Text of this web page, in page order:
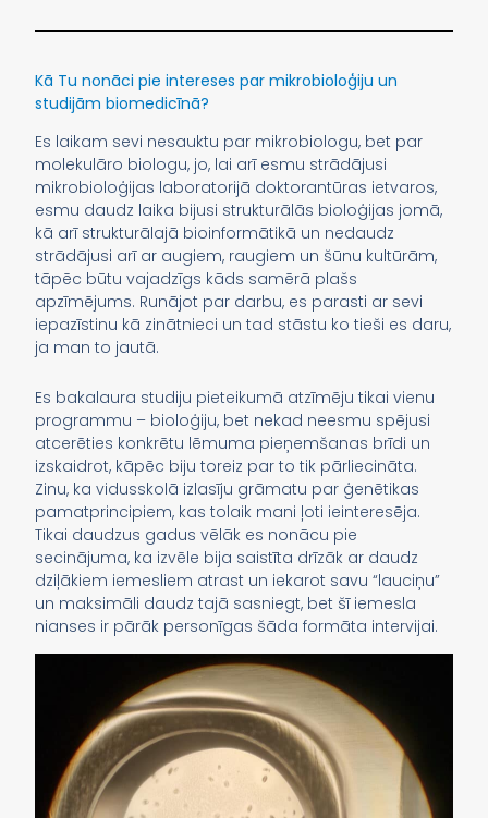
Kā Tu nonāci pie intereses par mikrobioloģiju un
studijām biomedicīnā?
Es laikam sevi nesauktu par mikrobiologu, bet par
molekulāro biologu, jo, lai arī esmu strādājusi
mikrobioloģijas laboratorijā doktorantūras ietvaros,
esmu daudz laika bijusi strukturālās bioloģijas jomā,
kā arī strukturālajā bioinformātikā un nedaudz
strādājusi arī ar augiem, raugiem un šūnu kultūrām,
tāpēc būtu vajadzīgs kāds samērā plašs
apzīmējums. Runājot par darbu, es parasti ar sevi
iepazīstinu kā zinātnieci un tad stāstu ko tieši es daru,
ja man to jautā.
Es bakalaura studiju pieteikumā atzīmēju tikai vienu
programmu – bioloģiju, bet nekad neesmu spējusi
atcerēties konkrētu lēmuma pieņemšanas brīdi un
izskaidrot, kāpēc biju toreiz par to tik pārliecināta.
Zinu, ka vidusskolā izlasīju grāmatu par ģenētikas
pamatprincipiem, kas tolaik mani ļoti ieinteresēja.
Tikai daudzus gadus vēlāk es nonācu pie
secinājuma, ka izvēle bija saistīta drīzāk ar daudz
dziļākiem iemesliem atrast un iekarot savu “lauciņu”
un maksimāli daudz tajā sasniegt, bet šī iemesla
nianses ir pārāk personīgas šāda formāta intervijai.